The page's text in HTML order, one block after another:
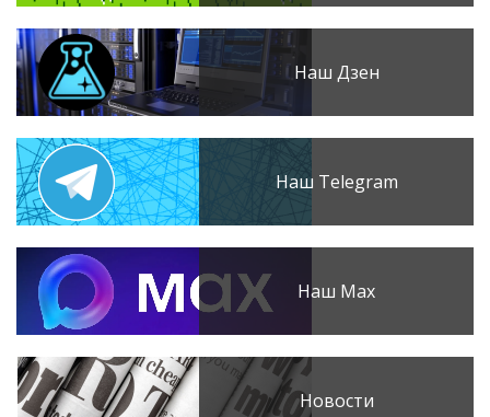
Наш Дзен
Наш Telegram
Наш Max
Новости